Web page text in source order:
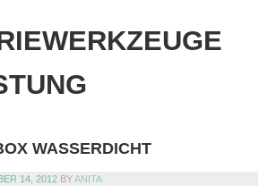
WASSERDICHT
14, 2012 BYANITA